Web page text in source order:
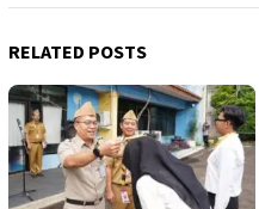
RELATED POSTS